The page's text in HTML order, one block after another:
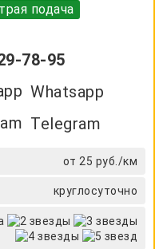
подача
78-95
Whatsapp
Telegram
от 25 руб./км
круглосуточно